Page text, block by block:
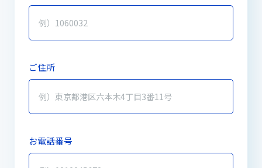
ご住所
お電話番号